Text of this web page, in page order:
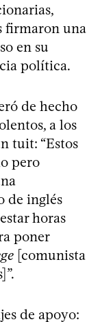
firmaron una
en su
política.
de hecho
a los
tuit: “Estos
pero
de inglés
horas
poner
[comunista
de apoyo: